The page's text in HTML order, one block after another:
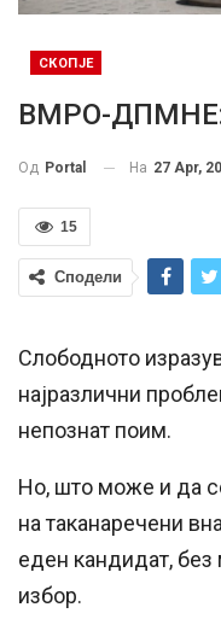
СКОПЈЕ
ВМРО-ДПМНЕ:
Од Portal На 27 Apr,
15
Сподели
Слободното
најразлични
непознат поим.
Но, што може и да
на таканаречени
еден кандидат,
избор.